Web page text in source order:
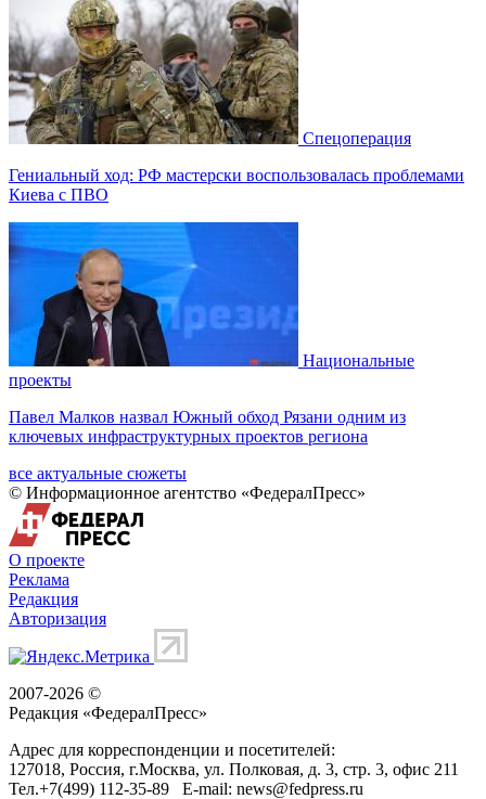
Спецоперация
Гениальный ход: РФ мастерски воспользовалась проблемами
Киева с ПВО
Национальные
проекты
Павел Малков назвал Южный обход Рязани одним из
ключевых инфраструктурных проектов региона
все актуальные сюжеты
© Информационное агентство «ФедералПресс»
О проекте
Реклама
Редакция
Авторизация
2007-2026 ©
Редакция «ФедералПресс»
Адрес для корреспонденции и посетителей:
127018, Россия, г.Москва, ул. Полковая, д. 3, стр. 3, офис 211
Тел.+7(499) 112-35-89 E-mail: news@fedpress.ru